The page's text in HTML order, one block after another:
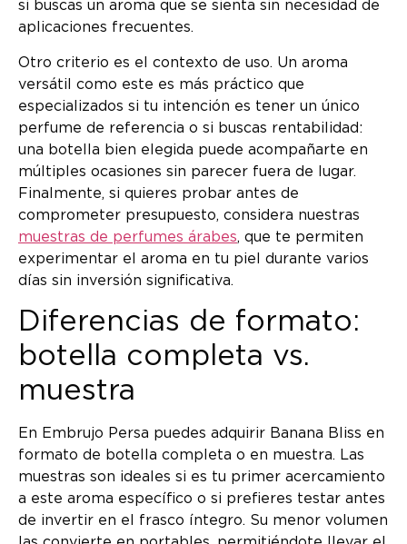
si buscas un aroma que se sienta sin necesidad de
aplicaciones frecuentes.
Otro criterio es el contexto de uso. Un aroma
versátil como este es más práctico que
especializados si tu intención es tener un único
perfume de referencia o si buscas rentabilidad:
una botella bien elegida puede acompañarte en
múltiples ocasiones sin parecer fuera de lugar.
Finalmente, si quieres probar antes de
comprometer presupuesto, considera nuestras
muestras de perfumes árabes, que te permiten
experimentar el aroma en tu piel durante varios
días sin inversión significativa.
Diferencias de formato:
botella completa vs.
muestra
En Embrujo Persa puedes adquirir Banana Bliss en
formato de botella completa o en muestra. Las
muestras son ideales si es tu primer acercamiento
a este aroma específico o si prefieres testar antes
de invertir en el frasco íntegro. Su menor volumen